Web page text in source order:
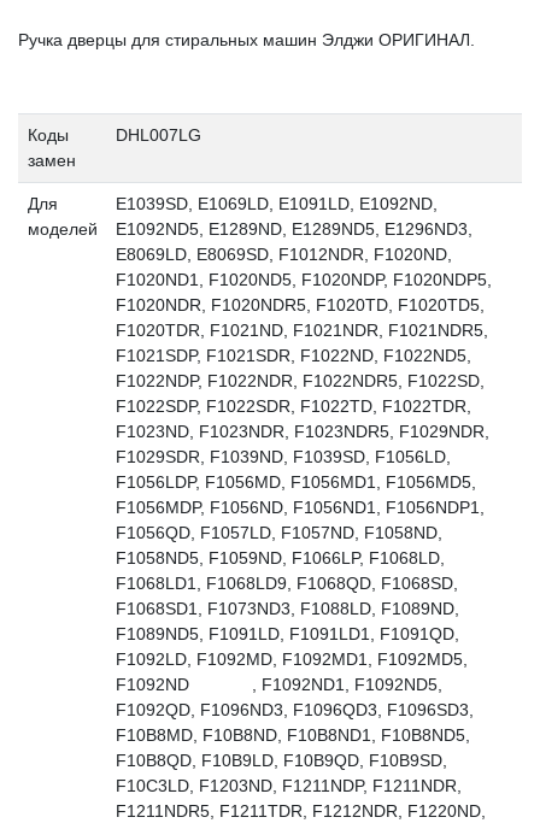
Ручка дверцы для стиральных машин Элджи ОРИГИНАЛ.
Коды
замен
DHL007LG
Для
моделей
E1039SD, E1069LD, E1091LD, E1092ND,
E1092ND5, E1289ND, E1289ND5, E1296ND3,
E8069LD, E8069SD, F1012NDR, F1020ND,
F1020ND1, F1020ND5, F1020NDP, F1020NDP5,
F1020NDR, F1020NDR5, F1020TD, F1020TD5,
F1020TDR, F1021ND, F1021NDR, F1021NDR5,
F1021SDP, F1021SDR, F1022ND, F1022ND5,
F1022NDP, F1022NDR, F1022NDR5, F1022SD,
F1022SDP, F1022SDR, F1022TD, F1022TDR,
F1023ND, F1023NDR, F1023NDR5, F1029NDR,
F1029SDR, F1039ND, F1039SD, F1056LD,
F1056LDP, F1056MD, F1056MD1, F1056MD5,
F1056MDP, F1056ND, F1056ND1, F1056NDP1,
F1056QD, F1057LD, F1057ND, F1058ND,
F1058ND5, F1059ND, F1066LP, F1068LD,
F1068LD1, F1068LD9, F1068QD, F1068SD,
F1068SD1, F1073ND3, F1088LD, F1089ND,
F1089ND5, F1091LD, F1091LD1, F1091QD,
F1092LD, F1092MD, F1092MD1, F1092MD5,
F1092ND , F1092ND1, F1092ND5,
F1092QD, F1096ND3, F1096QD3, F1096SD3,
F10B8MD, F10B8ND, F10B8ND1, F10B8ND5,
F10B8QD, F10B9LD, F10B9QD, F10B9SD,
F10C3LD, F1203ND, F1211NDP, F1211NDR,
F1211NDR5, F1211TDR, F1212NDR, F1220ND,